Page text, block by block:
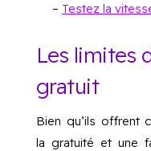
– Testez la
Les limites
gratuit
Bien qu’ils offrent
la gratuité et une